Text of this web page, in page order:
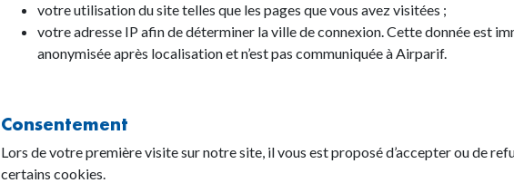
votre utilisation du site telles que les pages que vous avez visitées ;
votre adresse IP afin de déterminer la ville de connexion. Cette donnée est
anonymisée après localisation et n’est pas communiquée à Airparif.
Consentement
Lors de votre première visite sur notre site, il vous est proposé d’accepter ou de
certains cookies.